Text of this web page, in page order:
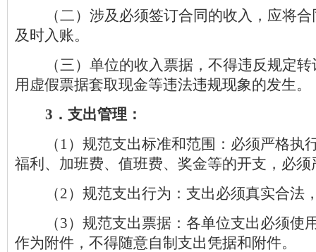
（二）涉及必须签订合同的收入，应将
及时入账。
（三）单位的收入票据，不得违反规定
用虚假票据套取现金等违法违规现象的发生。
3 ．支出管理：
（ 1）规范支出标准和范围：必须严格执
福利、加班费、值班费、奖金等的开支，必
（2）规范支出行为：支出必须真实合法
（3）规范支出票据：各单位支出必须使
作为附件，不得随意自制支出凭据和附件。